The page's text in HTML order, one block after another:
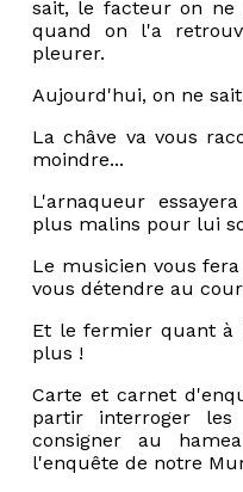
sait, le facteur on ne
quand on l'a
pleurer.
Aujourd'hui, on ne
La châve va vous
moindre...
L'arnaqueur
plus malins pour lui
Le musicien vous
vous détendre au
Et le fermier quant à
plus !
Carte et carnet
partir interroger
consigner au
l'enquête de notre